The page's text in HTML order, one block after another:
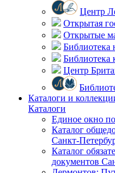
Центр
Открытая
Открытые
Библиотека
Библиотека
Центр
Каталоги и
Каталоги
Единое окно
Каталог
Санкт-
Каталог
документов